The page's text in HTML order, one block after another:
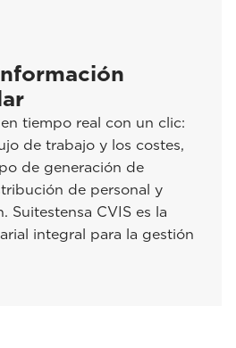
tiempo real con un clic:
de trabajo y los costes,
de generación de
de personal y
Suitestensa CVIS es la
integral para la gestión